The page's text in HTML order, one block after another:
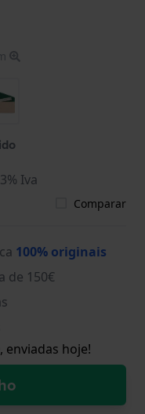
Iva
Comparar
100% originais
de 150€
enviadas hoje!